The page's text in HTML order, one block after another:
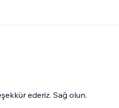
ederiz. Sağ olun.